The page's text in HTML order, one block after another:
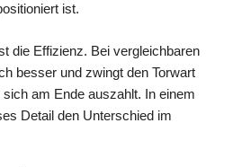
ist.
die Effizienz. Bei vergleichbaren
besser und zwingt den Torwart
am Ende auszahlt. In einem
Detail den Unterschied im